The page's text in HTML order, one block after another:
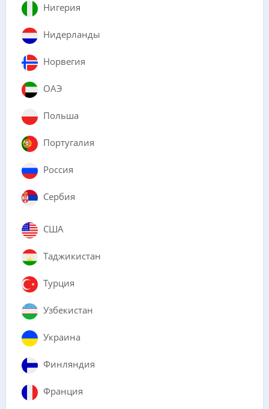
Нигерия
Нидерланды
Норвегия
ОАЭ
Польша
Португалия
Россия
Сербия
США
Таджикистан
Турция
Узбекистан
Украина
Финляндия
Франция